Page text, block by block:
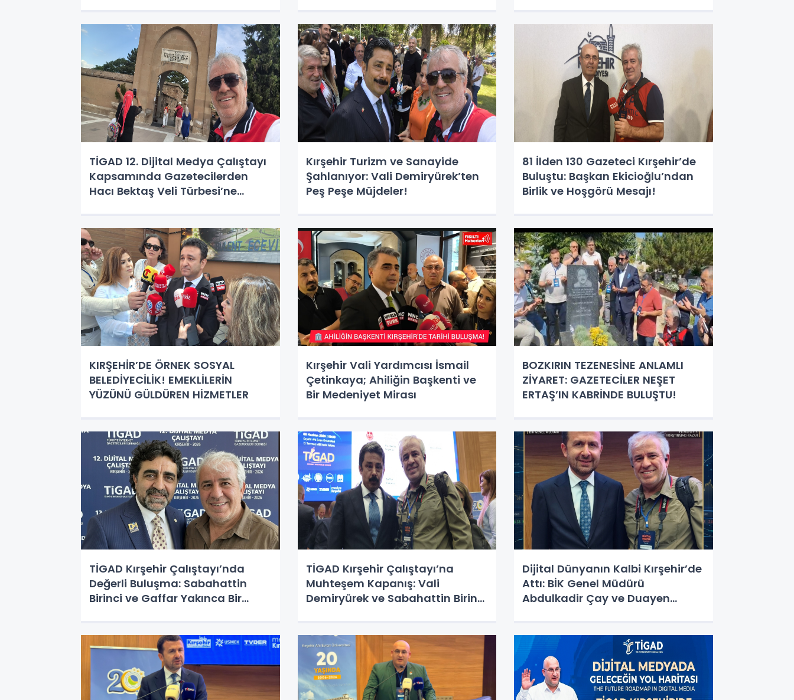
TİGAD 12. Dijital Medya Çalıştayı
Kapsamında Gazetecilerden
Hacı Bektaş Veli Türbesi’ne
Kırşehir Turizm ve Sanayide
Şahlanıyor: Vali Demiryürek’ten
Peş Peşe Müjdeler!
81 İlden 130 Gazeteci Kırşehir’de
Buluştu: Başkan Ekicioğlu’ndan
Birlik ve Hoşgörü Mesajı!
KIRŞEHİR’DE ÖRNEK SOSYAL
BELEDİYECİLİK! EMEKLİLERİN
YÜZÜNÜ GÜLDÜREN HİZMETLER
Kırşehir Vali Yardımcısı İsmail
Çetinkaya; Ahiliğin Başkenti ve
Bir Medeniyet Mirası
BOZKIRIN TEZENESİNE ANLAMLI
ZİYARET: GAZETECİLER NEŞET
ERTAŞ’IN KABRİNDE BULUŞTU!
TİGAD Kırşehir Çalıştayı’nda
Değerli Buluşma: Sabahattin
Birinci ve Gaffar Yakınca Bir
TİGAD Kırşehir Çalıştayı’na
Muhteşem Kapanış: Vali
Demiryürek ve Sabahattin Birinci
Dijital Dünyanın Kalbi Kırşehir’de
Attı: BİK Genel Müdürü
Abdulkadir Çay ve Duayen